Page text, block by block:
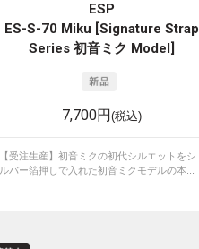
ESP
ES-S-70 Miku [Signature Strap
Series 初音ミク Model]
7,700円(税込)
【受注生産】初音ミクの初代シルエットをシ
ルバー箔押しで入れた初音ミクモデルの本...